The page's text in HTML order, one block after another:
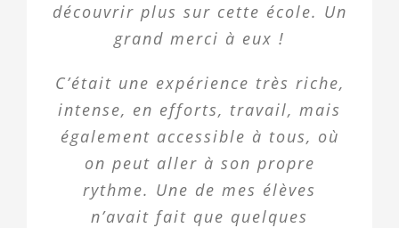
découvrir plus sur cette école. Un
grand merci à eux !
C’était une expérience très riche,
intense, en efforts, travail, mais
également accessible à tous, où
on peut aller à son propre
rythme. Une de mes élèves
n’avait fait que quelques